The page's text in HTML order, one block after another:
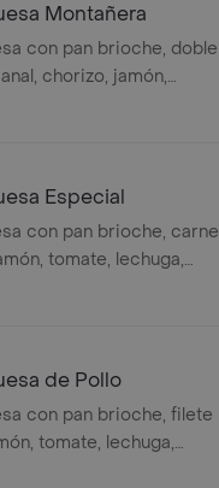
Montañera
con pan brioche, doble
chorizo, jamón,
cebolla, tomate y
Especial
con pan brioche, carne
tomate, lechuga,
de papa, trozos de piña
de Pollo
con pan brioche, filete
tomate, lechuga,
calada, cebolla, queso,